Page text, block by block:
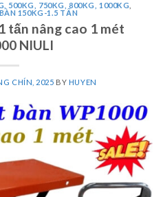
500KG, 750KG, 800KG, 1000KG
150KG-1.5 TẤN
tấn nâng cao 1 mét
NIULI
CHÍN, 2025 BY HUYEN